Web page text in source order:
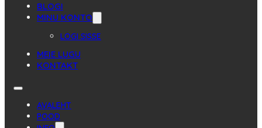
BLOGI
MINU KONTO
LOGI SISSE
MEIE LUGU
KONTAKT
AVALEHT
POOD